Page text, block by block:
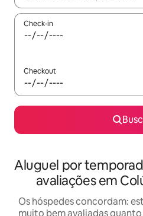
Check-in
Checkout
Aluguel por
avaliações em
Os hóspedes concordam:
muito bem avaliadas